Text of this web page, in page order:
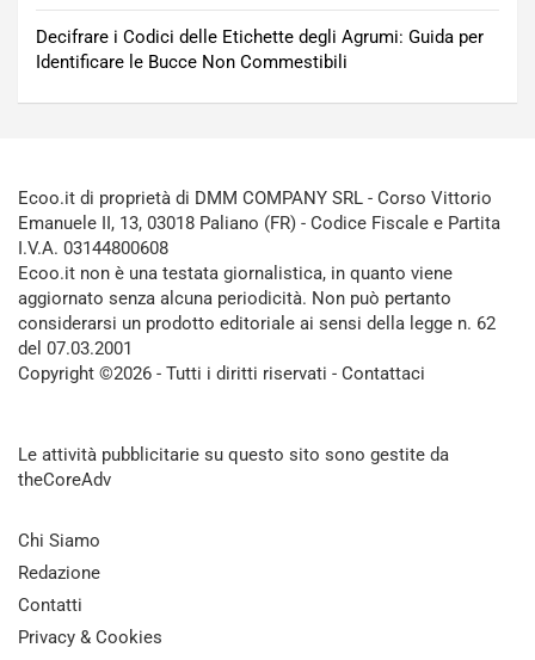
Decifrare i Codici delle Etichette degli Agrumi: Guida per
Identificare le Bucce Non Commestibili
Ecoo.it di proprietà di DMM COMPANY SRL - Corso Vittorio
Emanuele II, 13, 03018 Paliano (FR) - Codice Fiscale e Partita
I.V.A. 03144800608
Ecoo.it non è una testata giornalistica, in quanto viene
aggiornato senza alcuna periodicità. Non può pertanto
considerarsi un prodotto editoriale ai sensi della legge n. 62
del 07.03.2001
Copyright ©2026 - Tutti i diritti riservati - Contattaci
Le attività pubblicitarie su questo sito sono gestite da
theCoreAdv
Chi Siamo
Redazione
Contatti
Privacy & Cookies